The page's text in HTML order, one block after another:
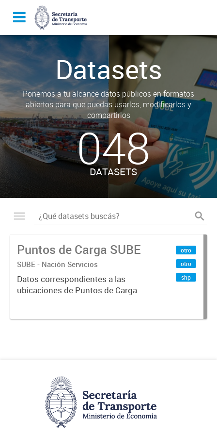
Datasets
Ponemos a tu alcance datos públicos en formatos
abiertos para que puedas usarlos, modificarlos y
compartirlos
048
DATASETS
Puntos de Carga SUBE
SUBE - Nación Servicios
Datos correspondientes a las
ubicaciones de Puntos de Carga
otro
otro
shp